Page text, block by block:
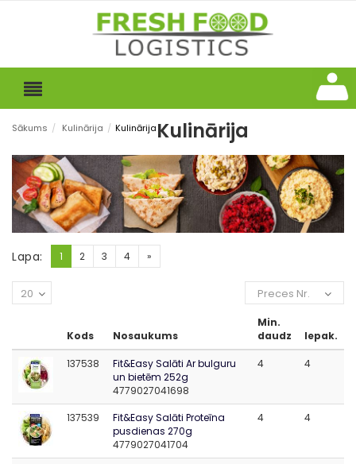
Sākums / Kulinārija / KulinārijaKulinārija
Lapa: 1 2 3 4 »
Preces Nr.
20
Kods Nosaukums
Min.
daudz
Iepak.
137538
Fit&Easy Salāti Ar bulguru
un bietēm 252g
4779027041698
4 4
137539
Fit&Easy Salāti Proteīna
pusdienas 270g
4779027041704
4 4